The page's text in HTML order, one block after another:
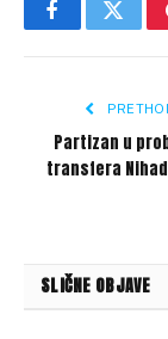
Facebook
Partizan u
transfera
SLIČNE OBJAVE